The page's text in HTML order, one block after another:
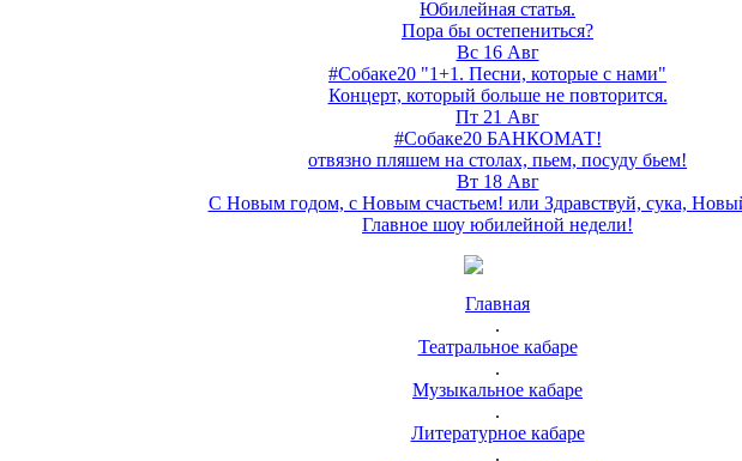
Юбилейная статья.
Пора бы остепениться?
Вс 16 Авг
#Собаке20 "1+1. Песни, которые с нами"
Концерт, который больше не повторится.
Пт 21 Авг
#Собаке20 БАНКОМАТ!
отвязно пляшем на столах, пьем, посуду бьем!
Вт 18 Авг
С Новым годом, с Новым счастьем! или Здравствуй, сука,
Главное шоу юбилейной недели!
Главная
.
Театральное кабаре
.
Музыкальное кабаре
.
Литературное кабаре
.